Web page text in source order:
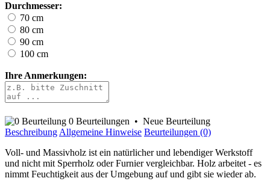
Durchmesser:
70 cm
80 cm
90 cm
100 cm
Ihre Anmerkungen:
0 Beurteilungen • Neue Beurteilung
Beschreibung Allgemeine Hinweise Beurteilungen (0)
Voll- und Massivholz ist ein natürlicher und lebendiger Werkstoff
und nicht mit Sperrholz oder Furnier vergleichbar. Holz arbeitet - es
nimmt Feuchtigkeit aus der Umgebung auf und gibt sie wieder ab.